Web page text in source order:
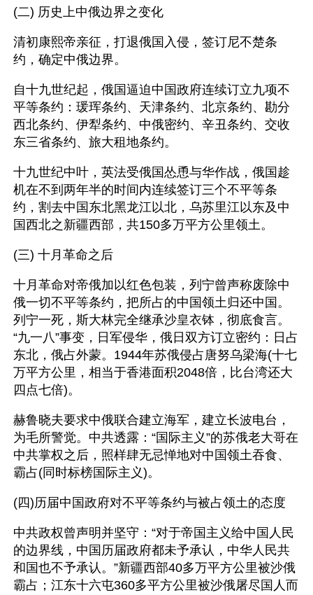
(二) 历史上中俄边界之变化
清初康熙帝亲征，打退俄国入侵，签订尼不楚条
约，确定中俄边界。
自十九世纪起，俄国逼迫中国政府连续订立九项不
平等条约：瑗珲条约、天津条约、北京条约、勘分
西北条约、伊犁条约、中俄密约、辛丑条约、交收
东三省条约、旅大租地条约。
十九世纪中叶，英法受俄国怂恿与华作战，俄国趁
机在不到两年半的时间内连续签订三个不平等条
约，割去中国东北黑龙江以北，乌苏里江以东及中
国西北之新疆西部，共150多万平方公里领土。
(三) 十月革命之后
十月革命对帝俄加以红色包装，列宁曾声称废除中
俄一切不平等条约，把所占的中国领土归还中国。
列宁一死，斯大林完全继承沙皇衣钵，彻底食言。
“九一八”事变，日军侵华，俄日双方订立密约：日占
东北，俄占外蒙。1944年苏俄侵占唐努乌梁海(十七
万平方公里，相当于香港面积2048倍，比台湾还大
四点七倍)。
赫鲁晓夫要求中俄联合建立海军，建立长波电台，
为毛所警觉。中共透露：“国际主义”的苏俄老大哥在
中共掌权之后，照样肆无忌惮地对中国领土吞食、
霸占(同时标榜国际主义)。
(四)历届中国政府对不平等条约与被占领土的态度
中共政权曾声明并坚守：“对于帝国主义给中国人民
的边界线，中国历届政府都未予承认，中华人民共
和国也不予承认。”新疆西部40多万平方公里被沙俄
霸占；江东十六屯360多平方公里被沙俄屠尽国人而